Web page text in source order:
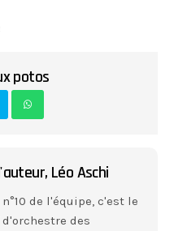
potos
Léo Aschi
de l'équipe, c'est le
des